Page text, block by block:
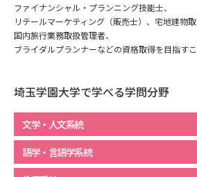
オープンキャンパスなどを調べる
来場型・Web型イベント特集 夢ナビ
ファイナンシャル・プランニング技能士、
リテールマーケティング（販売士）、宅地建物取
国内旅行業務取扱管理者、
ブライダルプランナーなどの資格取得を目指すこ
埼玉学園大学で学べる学問分野
文学・人文系統
語学・言語学系統